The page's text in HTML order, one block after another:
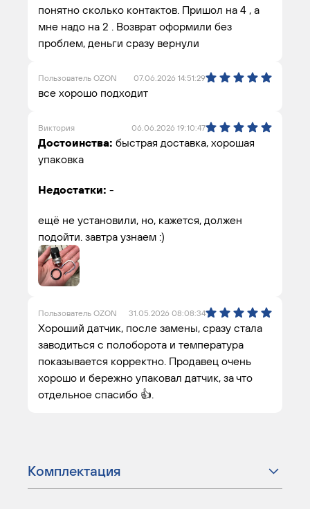
понятно сколько контактов. Пришол на 4 , а
мне надо на 2 . Возврат оформили без
проблем, деньги сразу вернули
Пользователь OZON 07.06.2026 14:51:29
все хорошо подходит
Виктория 06.06.2026 19:10:47
Достоинства: быстрая доставка, хорошая
упаковка
Недостатки: -
ещё не установили, но, кажется, должен
подойти. завтра узнаем :)
Пользователь OZON 31.05.2026 08:08:34
Хороший датчик, после замены, сразу стала
заводиться с полоборота и температура
показывается корректно. Продавец очень
хорошо и бережно упаковал датчик, за что
отдельное спасибо 👍.
Комплектация